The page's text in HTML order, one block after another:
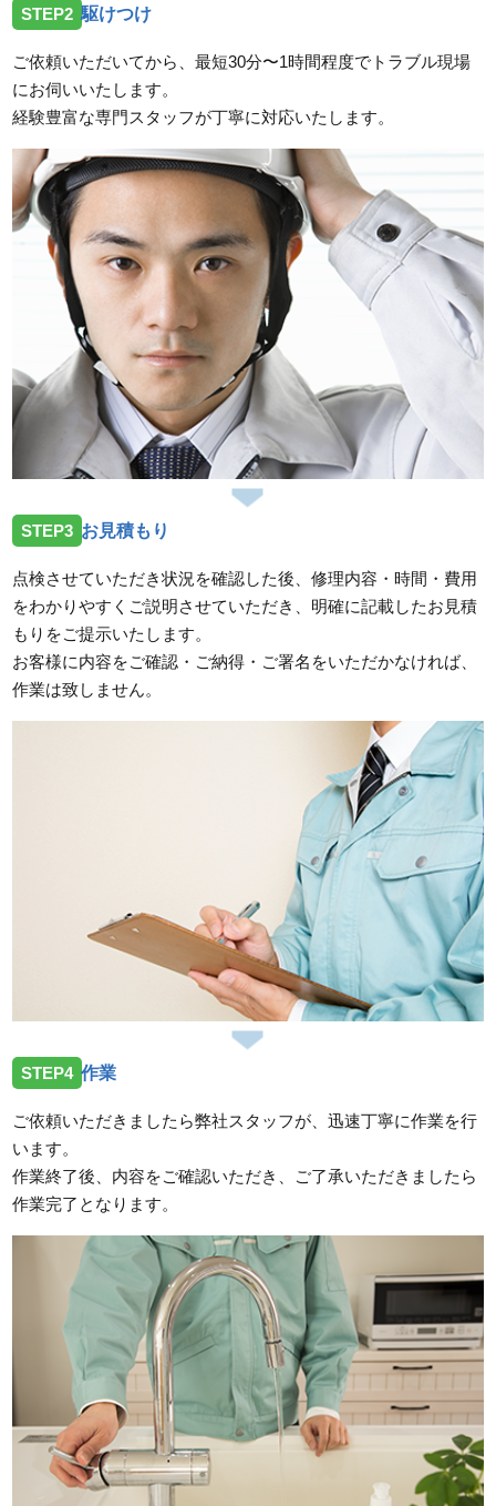
STEP2 駆けつけ
ご依頼いただいてから、最短30分〜1時間程度でトラブル現場
にお伺いいたします。
経験豊富な専門スタッフが丁寧に対応いたします。
STEP3 お見積もり
点検させていただき状況を確認した後、修理内容・時間・費用
をわかりやすくご説明させていただき、明確に記載したお見積
もりをご提示いたします。
お客様に内容をご確認・ご納得・ご署名をいただかなければ、
作業は致しません。
STEP4 作業
ご依頼いただきましたら弊社スタッフが、迅速丁寧に作業を行
います。
作業終了後、内容をご確認いただき、ご了承いただきましたら
作業完了となります。